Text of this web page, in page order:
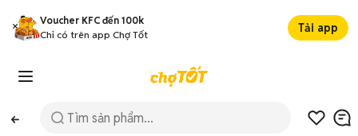
Voucher KFC đến 100k
Chỉ có trên app Chợ Tốt
Tải app